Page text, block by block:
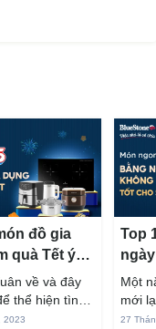
đồ gia
quà Tết ý
2024
về và đây
thể hiện tình
người yêu
2023
Top
khỏe
Một
mới
mùa
27